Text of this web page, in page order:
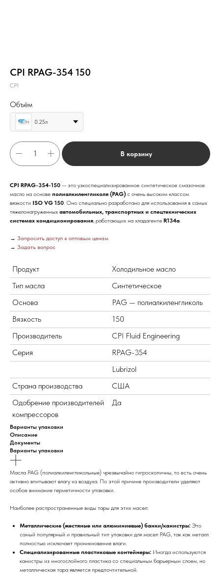
CPI RPAG-354 150
CPI
Объём
0.25л
В корзину
CPI RPAG-354-150 — это узкоспециализированное синтетическое смазочное
масло на основе полиалкиленгликоля (PAG) с очень высоким классом
вязкости ISO VG 150. Оно специально разработано для использования в самых
тяжелонагруженных автомобильных, транспортных и спецтехнических
системах кондиционирования, работающих на хладагенте R134a.
→ Запросить доступ к оптовым ценам
→ Задать вопрос
Продукт
Холодильное масло
Тип масла
Синтетическое
Основа
PAG — полиалкиленгликоль
Вязкость
150
Производитель
CPI Fluid Engineering
Серия
RPAG-354
Lubrizol
Страна производства
США
Одобрение производителей
компрессоров
Да
Варианты упаковки
Описание
Документы
Варианты упаковки
Масла PAG (полиалкиленгликольные) чрезвычайно гигроскопичны, то есть очень
активно впитывают влагу из воздуха. По этой причине производители уделяют
особое внимание герметичности упаковки.
Наиболее распространенные виды тары для этих масел:
Металлические (жестяные или алюминиевые) банки/канистры: Это
самый популярный и правильный тип упаковки для масел PAG, так как металл
полностью исключает проникновение влаги.
Специализированные пластиковые контейнеры: Иногда используются
канистры из многослойного пластика со специальным барьерным слоем, но
металлическая тара является предпочтительной.